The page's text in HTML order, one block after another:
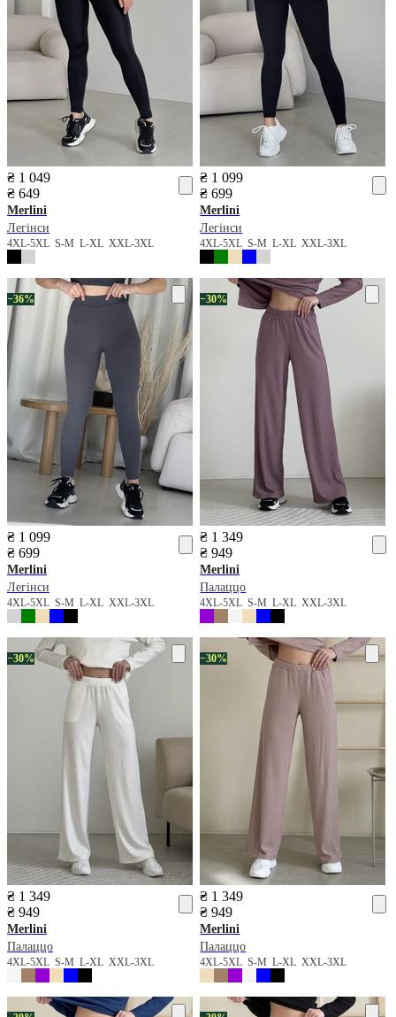
₴ 1 049
₴ 649
Merlini
Легінси
4XL-5XL S-M L-XL XXL-3XL
₴ 1 099
₴ 699
Merlini
Легінси
4XL-5XLS-ML-XLXXL-3XL
−36%
₴ 1 099
₴ 699
Merlini
Легінси
4XL-5XL S-M L-XL XXL-3XL
−30%
₴ 1 349
₴ 949
Merlini
Палаццо
4XL-5XLS-ML-XLXXL-3XL
−30%
₴ 1 349
₴ 949
Merlini
Палаццо
4XL-5XL S-M L-XL XXL-3XL
−30%
₴ 1 349
₴ 949
Merlini
Палаццо
4XL-5XLS-ML-XLXXL-3XL